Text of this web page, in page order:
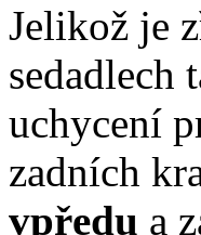
Jelikož je
sedadlech
uchycení
zadních
vpředu a